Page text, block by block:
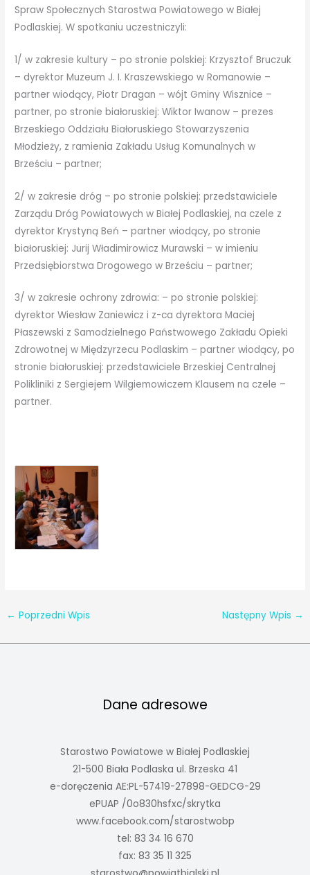
Spraw Społecznych Starostwa Powiatowego w Białej
Podlaskiej. W spotkaniu uczestniczyli:
1/ w zakresie kultury – po stronie polskiej: Krzysztof Bruczuk
– dyrektor Muzeum J. I. Kraszewskiego w Romanowie –
partner wiodący, Piotr Dragan – wójt Gminy Wisznice –
partner, po stronie białoruskiej: Wiktor Iwanow – prezes
Brzeskiego Oddziału Białoruskiego Stowarzyszenia
Młodzieży, z ramienia Zakładu Usług Komunalnych w
Brześciu – partner;
2/ w zakresie dróg – po stronie polskiej: przedstawiciele
Zarządu Dróg Powiatowych w Białej Podlaskiej, na czele z
dyrektor Krystyną Beń – partner wiodący, po stronie
białoruskiej: Jurij Władimirowicz Murawski – w imieniu
Przedsiębiorstwa Drogowego w Brześciu – partner;
3/ w zakresie ochrony zdrowia: – po stronie polskiej:
dyrektor Wiesław Zaniewicz i z-ca dyrektora Maciej
Płaszewski z Samodzielnego Państwowego Zakładu Opieki
Zdrowotnej w Międzyrzecu Podlaskim – partner wiodący, po
stronie białoruskiej: przedstawiciele Brzeskiej Centralnej
Polikliniki z Sergiejem Wilgiemowiczem Klausem na czele –
partner.
← Poprzedni Wpis Następny Wpis →
Dane adresowe
Starostwo Powiatowe w Białej Podlaskiej
21-500 Biała Podlaska ul. Brzeska 41
e-doręczenia AE:PL-57419-27898-GEDCG-29
ePUAP /0o830hsfxc/skrytka
www.facebook.com/starostwobp
tel: 83 34 16 670
fax: 83 35 11 325